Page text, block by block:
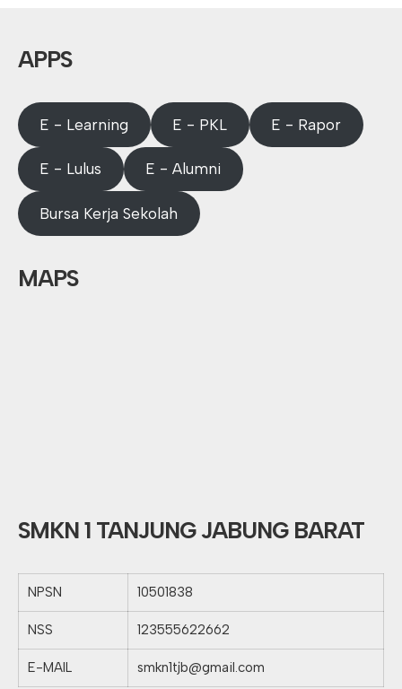
APPS
E - Learning E - PKL E - Rapor
E - Lulus E - Alumni
Bursa Kerja Sekolah
MAPS
SMKN 1 TANJUNG JABUNG BARAT
NPSN 10501838
NSS 123555622662
E-MAIL smkn1tjb@gmail.com